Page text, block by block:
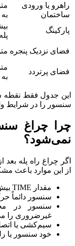
راهرو یا ورودی
ساختمان
به
پارکینگ
پله
فضای نزدیک پنجره
فضای پرتردد
به
این جدول فقط نقطه
سنسور را در شرایط
چرا چراغ
نمی‌شود؟
اگر چراغ راه پله
از این موارد باعث
مقدار TIME بیش از حد زیاد تنظیم شده است.
سنسور دائماً
سنسور در
غیرضروری را
سیم‌کشی یا
خود سنسور یا